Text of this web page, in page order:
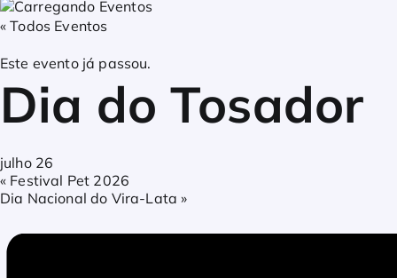
« Todos Eventos
Este evento já passou.
Dia do Tosador
julho 26
« Festival Pet 2026
Dia Nacional do Vira-Lata»